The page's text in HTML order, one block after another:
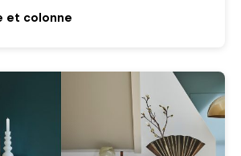
et colonne